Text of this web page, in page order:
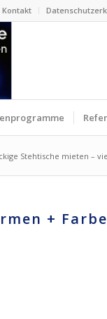
Stehtische mieten –
+